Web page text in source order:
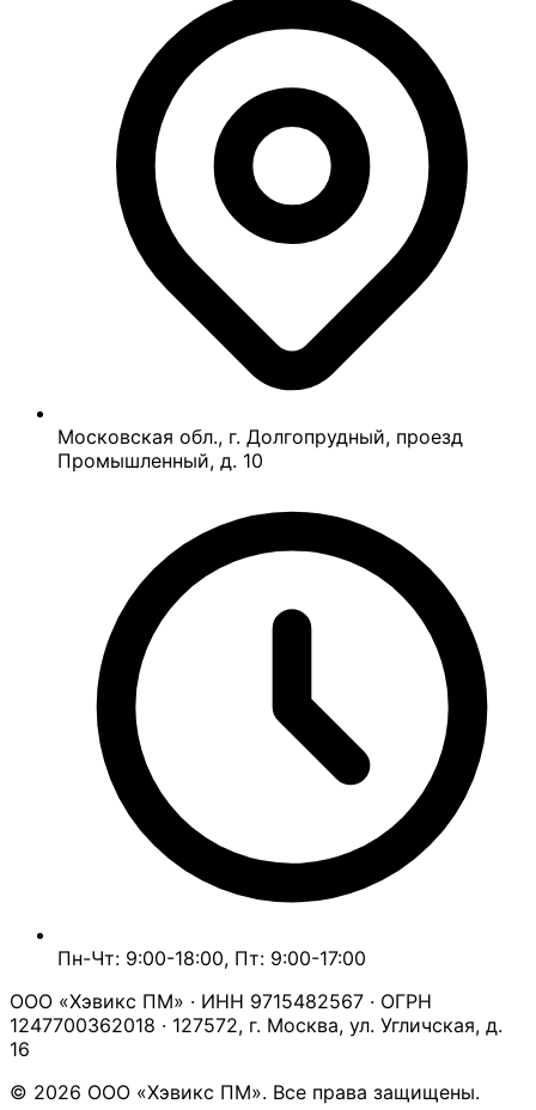
Московская обл., г. Долгопрудный, проезд
Промышленный, д. 10
Пн-Чт: 9:00-18:00, Пт: 9:00-17:00
ООО «Хэвикс ПМ» · ИНН 9715482567 · ОГРН
1247700362018 · 127572, г. Москва, ул. Угличская, д.
16
© 2026 ООО «Хэвикс ПМ». Все права защищены.